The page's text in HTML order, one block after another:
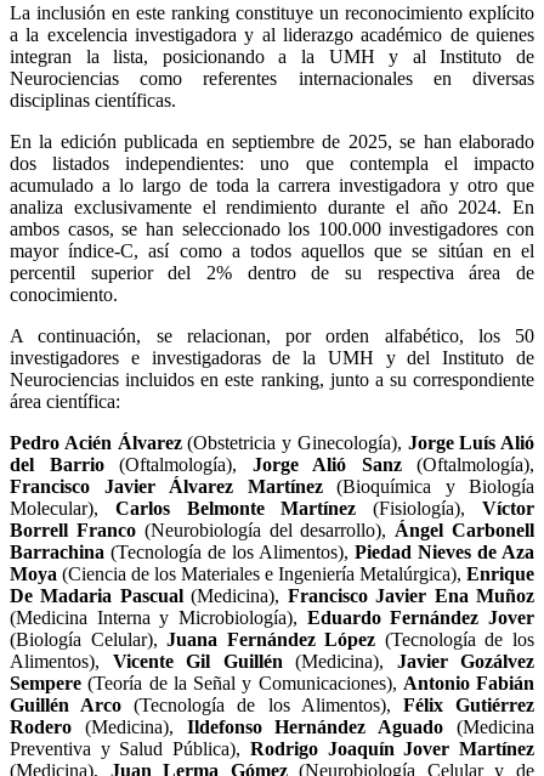
La inclusión en este ranking constituye un reconocimiento explícito
a la excelencia investigadora y al liderazgo académico de quienes
integran la lista, posicionando a la UMH y al Instituto de
Neurociencias como referentes internacionales en diversas
disciplinas científicas.
En la edición publicada en septiembre de 2025, se han elaborado
dos listados independientes: uno que contempla el impacto
acumulado a lo largo de toda la carrera investigadora y otro que
analiza exclusivamente el rendimiento durante el año 2024. En
ambos casos, se han seleccionado los 100.000 investigadores con
mayor índice-C, así como a todos aquellos que se sitúan en el
percentil superior del 2% dentro de su respectiva área de
conocimiento.
A continuación, se relacionan, por orden alfabético, los 50
investigadores e investigadoras de la UMH y del Instituto de
Neurociencias incluidos en este ranking, junto a su correspondiente
área científica:
Pedro Acién Álvarez(Obstetricia y Ginecología), Jorge Luís Alió
del Barrio(Oftalmología), Jorge Alió Sanz(Oftalmología),
Francisco Javier Álvarez Martínez(Bioquímica y Biología
Molecular), Carlos Belmonte Martínez (Fisiología),Víctor
Borrell Franco(Neurobiología del desarrollo), Ángel Carbonell
Barrachina (Tecnología de los Alimentos), Piedad Nieves de Aza
Moya (Ciencia de los Materiales e Ingeniería Metalúrgica), Enrique
De Madaria Pascual(Medicina), Francisco Javier Ena Muñoz
(Medicina Interna y Microbiología), Eduardo Fernández Jover
(Biología Celular),Juana Fernández López (Tecnología de los
Alimentos), Vicente Gil Guillén (Medicina), Javier Gozálvez
Sempere (Teoría de la Señal y Comunicaciones), Antonio Fabián
Guillén Arco (Tecnología de los Alimentos), Félix Gutiérrez
Rodero (Medicina), Ildefonso Hernández Aguado (Medicina
Preventiva y Salud Pública), Rodrigo Joaquín Jover Martínez
(Medicina), Juan Lerma Gómez(Neurobiología Celular y de